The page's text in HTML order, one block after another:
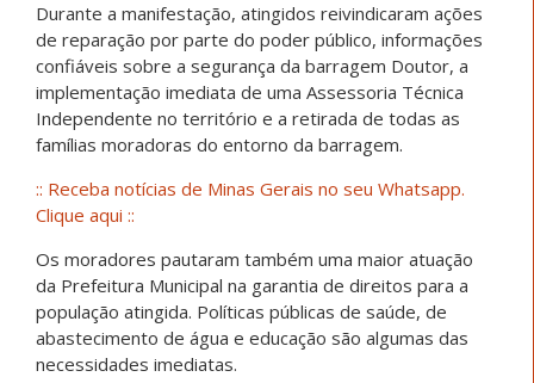
Durante a manifestação, atingidos reivindicaram ações
de reparação por parte do poder público, informações
confiáveis sobre a segurança da barragem Doutor, a
implementação imediata de uma Assessoria Técnica
Independente no território e a retirada de todas as
famílias moradoras do entorno da barragem.
:: Receba notícias de Minas Gerais no seu Whatsapp.
Clique aqui ::
Os moradores pautaram também uma maior atuação
da Prefeitura Municipal na garantia de direitos para a
população atingida. Políticas públicas de saúde, de
abastecimento de água e educação são algumas das
necessidades imediatas.